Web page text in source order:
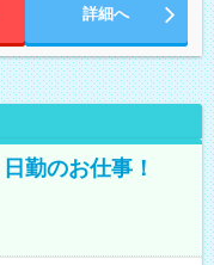
詳細へ
勤のお仕事！